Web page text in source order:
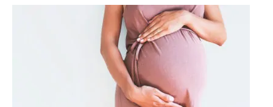
René van der Paardt